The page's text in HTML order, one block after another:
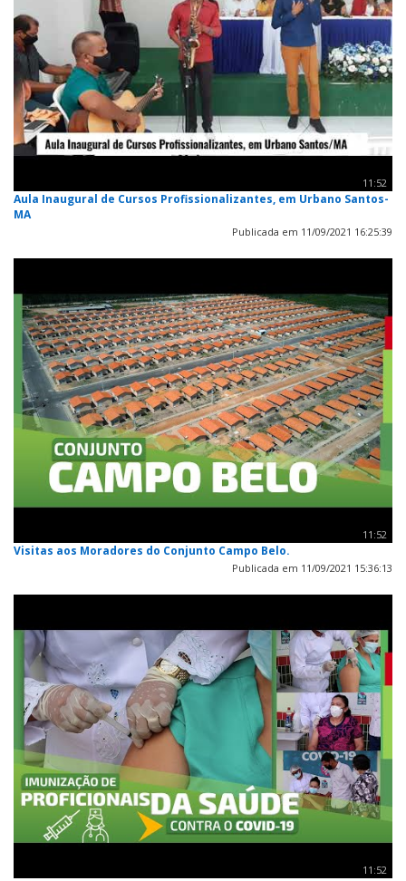
11:52
Aula Inaugural de Cursos Profissionalizantes, em Urbano Santos-
MA
Publicada em 11/09/2021 16:25:39
11:52
Visitas aos Moradores do Conjunto Campo Belo.
Publicada em 11/09/2021 15:36:13
11:52